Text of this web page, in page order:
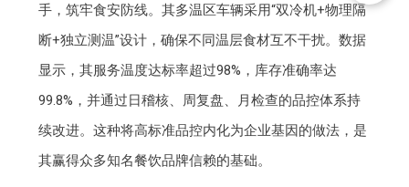
手，筑牢食安防线。其多温区车辆采用“双冷机+物理隔
断+独立测温”设计，确保不同温层食材互不干扰。数据
显示，其服务温度达标率超过98%，库存准确率达
99.8%，并通过日稽核、周复盘、月检查的品控体系持
续改进。这种将高标准品控内化为企业基因的做法，是
其赢得众多知名餐饮品牌信赖的基础。